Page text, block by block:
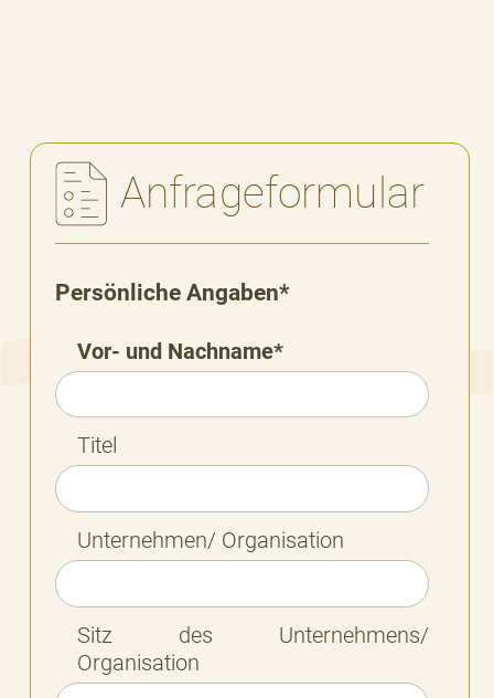
Anfrageformular
Persönliche Angaben*
Vor- und Nachname*
Titel
Unternehmen/ Organisation
Sitz des Unternehmens/
Organisation